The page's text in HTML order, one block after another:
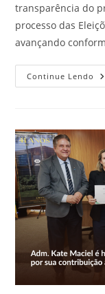
transparência do
processo das
avançando
Continue Lendo
E